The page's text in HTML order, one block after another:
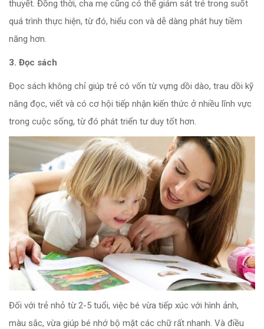
thuyết. Đồng thời, cha mẹ cũng có thể giám sát trẻ trong suốt
quá trình thực hiện, từ đó, hiểu con và dễ dàng phát huy tiềm
năng hơn.
3. Đọc sách
Đọc sách không chỉ giúp trẻ có vốn từ vựng dồi dào, trau dồi kỹ
năng đọc, viết và có cơ hội tiếp nhận kiến thức ở nhiều lĩnh vực
trong cuộc sống, từ đó phát triển tư duy tốt hơn.
Đối với trẻ nhỏ từ 2-5 tuổi, việc bé vừa tiếp xúc với hình ảnh,
màu sắc, vừa giúp bé nhớ bộ mặt các chữ rất nhanh. Và điều